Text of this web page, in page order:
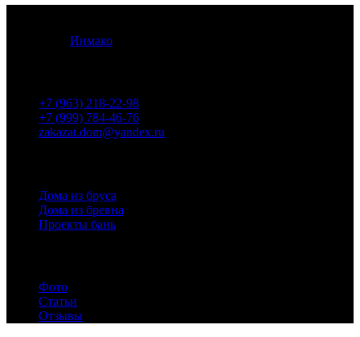
Инмако
+7 (963) 218-22-98
+7 (999) 784-46-76
zakazat.dom@yandex.ru
Дома из бруса
Дома из бревна
Проекты бань
Фото
Статьи
Отзывы